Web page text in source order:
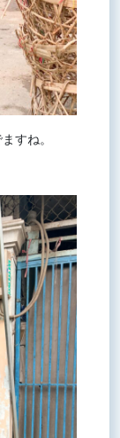
すね。